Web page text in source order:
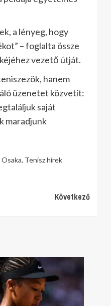
a lényeg, hogy
– foglalta össze
vezető útját.
hanem
üzenetet közvetít:
saját
maradjunk
, Tenisz hírek
Következő